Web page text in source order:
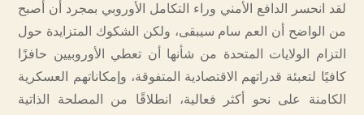
لقد انحسر الدافع الأمني وراء التكامل الأوروبي بمجرد أن أصبح
من الواضح أن العم سام سيبقى، ولكن الشكوك المتزايدة حول
التزام الولايات المتحدة من شأنها أن تعطي الأوروبيين حافزًا
كافيًا لتعبئة قدراتهم الاقتصادية المتفوقة، وإمكاناتهم العسكرية
الكامنة على نحو أكثر فعالية، انطلاقًا من المصلحة الذاتية